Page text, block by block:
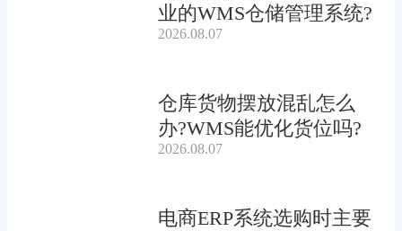
业的WMS仓储管理系统?
2026.08.07
仓库货物摆放混乱怎么
办?WMS能优化货位吗?
2026.08.07
电商ERP系统选购时主要